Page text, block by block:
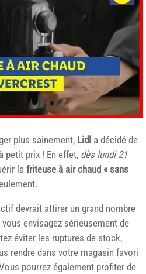
plus sainement, Lidl a décidé de
petit prix ! En effet, dès lundi 21
la friteuse à air chaud « sans
devrait attirer un grand nombre
envisagez sérieusement de
éviter les ruptures de stock,
rendre dans votre magasin favori
pourrez également profiter de